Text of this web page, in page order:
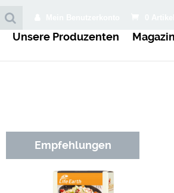
Unsere Produzenten Magazin
Empfehlungen